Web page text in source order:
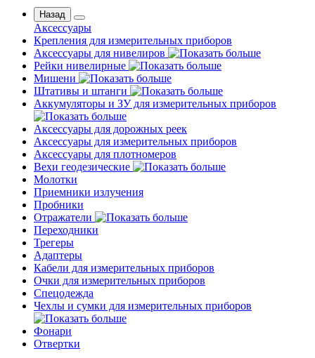
Назад
Аксессуары
Крепления для измерительных приборов
Аксессуары для нивелиров
Рейки нивелирные
Мишени
Штативы и штанги
Аккумуляторы и ЗУ для измерительных приборов
Аксессуары для дорожных реек
Аксессуары для измерительных приборов
Аксессуары для плотномеров
Вехи геодезические
Молотки
Приемники излучения
Пробники
Отражатели
Переходники
Трегеры
Адаптеры
Кабели для измерительных приборов
Очки для измерительных приборов
Спецодежда
Чехлы и сумки для измерительных приборов
Фонари
Отвертки